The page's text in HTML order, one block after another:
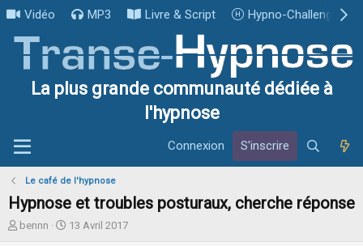
Vidéo MP3 Livre & Script Hypno-Challenge
La plus grande communauté dédiée à
l'hypnose
Connexion S'inscrire
Le café de l'hypnose
Hypnose et troubles posturaux, cherche réponse
Ibennn
D
13 Avril 2017